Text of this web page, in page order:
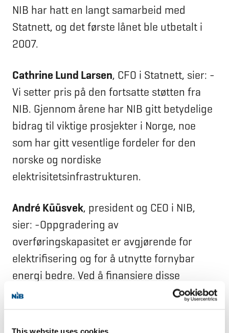
This website uses cookies
NIB har hatt en langt samarbeid med
Statnett, og det første lånet ble utbetalt i
2007.
Cathrine Lund Larsen, CFO i Statnett, sier: -
Vi setter pris på den fortsatte støtten fra
NIB. Gjennom årene har NIB gitt betydelige
bidrag til viktige prosjekter i Norge, noe
som har gitt vesentlige fordeler for den
norske og nordiske
elektrisitetsinfrastrukturen.
André Küüsvek, president og CEO i NIB,
sier: -Oppgradering av
overføringskapasitet er avgjørende for
elektrifisering og for å utnytte fornybar
energi bedre. Ved å finansiere disse
investeringene bidrar NIB til å styrke
robust kraftsystem i Norge.